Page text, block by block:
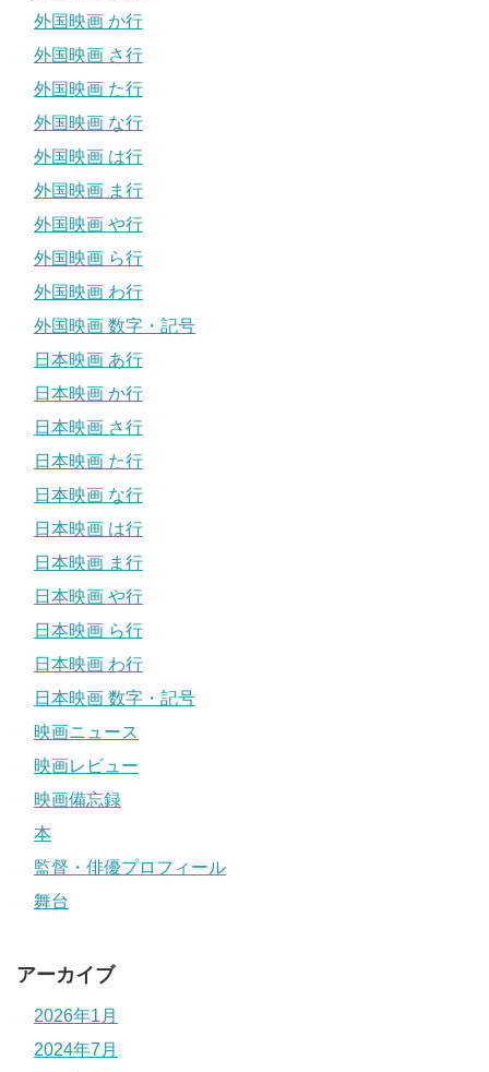
外国映画 か行
外国映画 さ行
外国映画 た行
外国映画 な行
外国映画 は行
外国映画 ま行
外国映画 や行
外国映画 ら行
外国映画 わ行
外国映画 数字・記号
日本映画 あ行
日本映画 か行
日本映画 さ行
日本映画 た行
日本映画 な行
日本映画 は行
日本映画 ま行
日本映画 や行
日本映画 ら行
日本映画 わ行
日本映画 数字・記号
映画ニュース
映画レビュー
映画備忘録
本
監督・俳優プロフィール
舞台
アーカイブ
2026年1月
2024年7月